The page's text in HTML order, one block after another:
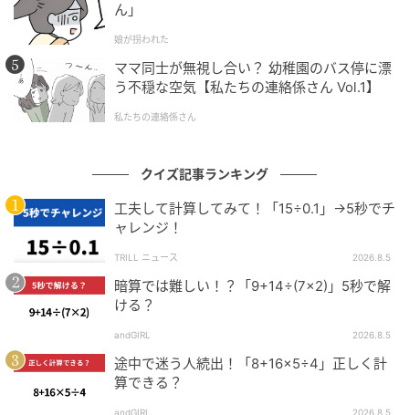
ん」
娘が拐われた
ママ同士が無視し合い？ 幼稚園のバス停に漂
う不穏な空気【私たちの連絡係さん Vol.1】
私たちの連絡係さん
クイズ記事ランキング
工夫して計算してみて！「15÷0.1」→5秒でチ
ャレンジ！
TRILL ニュース 2026.8.5
暗算では難しい！？「9+14÷(7×2)」5秒で解
ける？
andGIRL 2026.8.5
途中で迷う人続出！「8+16×5÷4」正しく計
算できる？
andGIRL 2026.8.5